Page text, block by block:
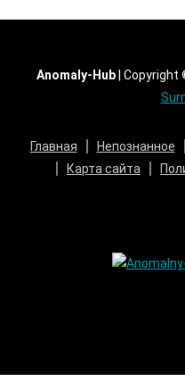
Anomaly-Hub Copyright
Главная Непознанное
Карта сайта